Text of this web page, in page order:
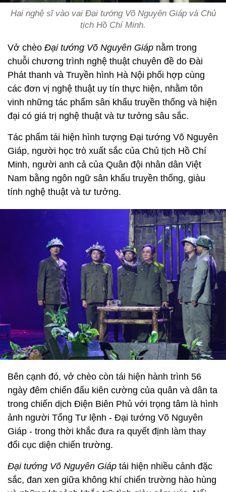
Hai nghệ sĩ vào vai Đại tướng Võ Nguyên Giáp và Chủ
tịch Hồ Chí Minh.
Vở chèo Đại tướng Võ Nguyên Giáp nằm trong
chuỗi chương trình nghệ thuật chuyên đề do Đài
Phát thanh và Truyền hình Hà Nội phối hợp cùng
các đơn vị nghệ thuật uy tín thực hiện, nhằm tôn
vinh những tác phẩm sân khấu truyền thống và hiện
đại có giá trị nghệ thuật và tư tưởng sâu sắc.
Tác phẩm tái hiện hình tượng Đại tướng Võ Nguyên
Giáp, người học trò xuất sắc của Chủ tịch Hồ Chí
Minh, người anh cả của Quân đội nhân dân Việt
Nam bằng ngôn ngữ sân khấu truyền thống, giàu
tính nghệ thuật và tư tưởng.
Bên cạnh đó, vở chèo còn tái hiện hành trình 56
ngày đêm chiến đấu kiên cường của quân và dân ta
trong chiến dịch Điện Biên Phủ với trọng tâm là hình
ảnh người Tổng Tư lệnh - Đại tướng Võ Nguyên
Giáp - trong thời khắc đưa ra quyết định làm thay
đổi cục diện chiến trường.
Đại tướng Võ Nguyên Giáp tái hiện nhiều cảnh đặc
sắc, đan xen giữa không khí chiến trường hào hùng